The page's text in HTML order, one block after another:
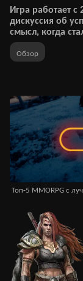
Игра работает
дискуссия об
смысл, когда
Обзор
Топ-5 MMORPG с